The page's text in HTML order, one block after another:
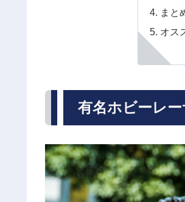
まと
オス
有名ホビーレ